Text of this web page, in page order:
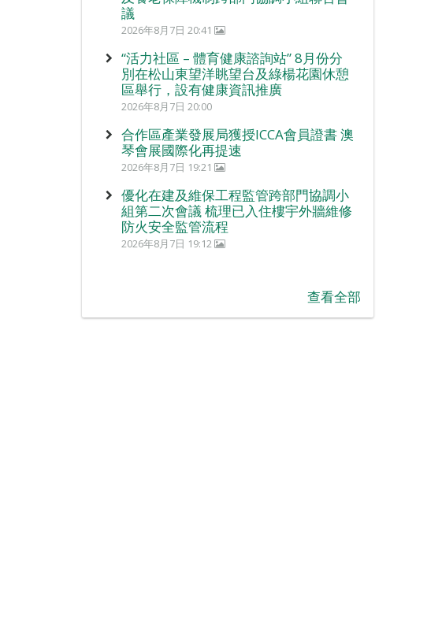
議
2026年8月7日 20:41
“活力社區 – 體育健康諮詢站” 8月份分
別在松山東望洋眺望台及綠楊花園休憩
區舉行，設有健康資訊推廣
2026年8月7日 20:00
合作區產業發展局獲授ICCA會員證書 澳
琴會展國際化再提速
2026年8月7日 19:21
優化在建及維保工程監管跨部門協調小
組第二次會議 梳理已入住樓宇外牆維修
防火安全監管流程
2026年8月7日 19:12
查看全部